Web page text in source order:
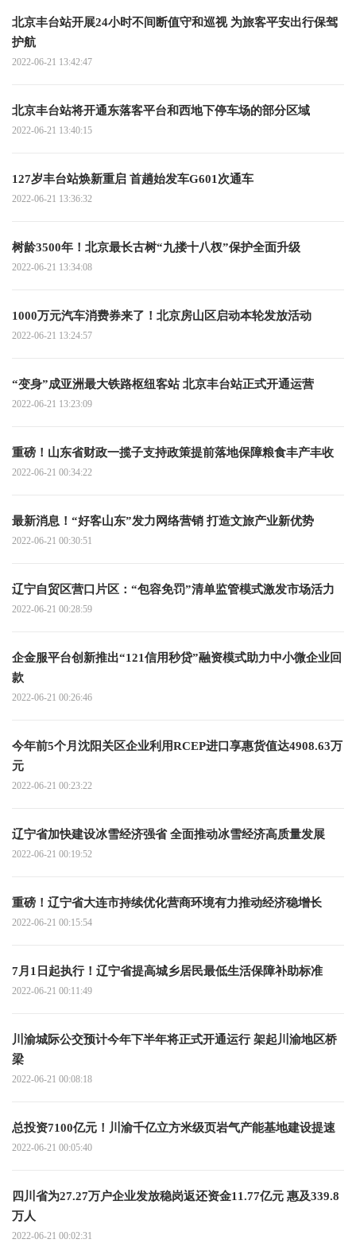
北京丰台站开展24小时不间断值守和巡视 为旅客平安出行保驾
护航
2022-06-21 13:42:47
北京丰台站将开通东落客平台和西地下停车场的部分区域
2022-06-21 13:40:15
127岁丰台站焕新重启 首趟始发车G601次通车
2022-06-21 13:36:32
树龄3500年！北京最长古树“九搂十八杈”保护全面升级
2022-06-21 13:34:08
1000万元汽车消费券来了！北京房山区启动本轮发放活动
2022-06-21 13:24:57
“变身”成亚洲最大铁路枢纽客站 北京丰台站正式开通运营
2022-06-21 13:23:09
重磅！山东省财政一揽子支持政策提前落地保障粮食丰产丰收
2022-06-21 00:34:22
最新消息！“好客山东”发力网络营销 打造文旅产业新优势
2022-06-21 00:30:51
辽宁自贸区营口片区：“包容免罚”清单监管模式激发市场活力
2022-06-21 00:28:59
企金服平台创新推出“121信用秒贷”融资模式助力中小微企业回
款
2022-06-21 00:26:46
今年前5个月沈阳关区企业利用RCEP进口享惠货值达4908.63万
元
2022-06-21 00:23:22
辽宁省加快建设冰雪经济强省 全面推动冰雪经济高质量发展
2022-06-21 00:19:52
重磅！辽宁省大连市持续优化营商环境有力推动经济稳增长
2022-06-21 00:15:54
7月1日起执行！辽宁省提高城乡居民最低生活保障补助标准
2022-06-21 00:11:49
川渝城际公交预计今年下半年将正式开通运行 架起川渝地区桥
梁
2022-06-21 00:08:18
总投资7100亿元！川渝千亿立方米级页岩气产能基地建设提速
2022-06-21 00:05:40
四川省为27.27万户企业发放稳岗返还资金11.77亿元 惠及339.8
万人
2022-06-21 00:02:31